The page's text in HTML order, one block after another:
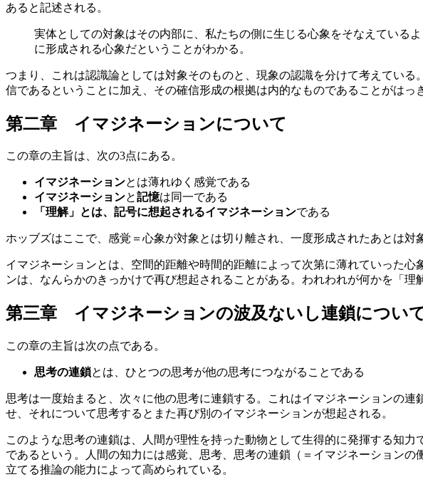
あると記述される。
実体としての対象はその内部に、私たちの側に生じる心象をそなえている
に形成される心象だということがわかる。
つまり、これは認識論としては対象そのものと、現象の認識を分けて考えてい
信であるということに加え、その確信形成の根拠は内的なものであることがはっ
第二章 イマジネーションについて
この章の主旨は、次の3点にある。
イマジネーションとは薄れゆく感覚である
イマジネーションと記憶は同一である
「理解」 とは、 記号に想起されるイマジネーションである
ホッブズはここで、感覚＝心象が対象とは切り離され、一度形成されたあとは
イマジネーションとは、空間的距離や時間的距離によって次第に薄れていった
ンは、なんらかのきっかけで再び想起されることがある。われわれが何かを「
第三章 イマジネーションの波及ないし連鎖につい
この章の主旨は次の点である。
思考の連鎖とは、ひとつの思考が他の思考につながることである
思考は一度始まると、次々に他の思考に連鎖する。これはイマジネーションの
せ、それについて思考するとまた再び別のイマジネーションが想起される。
このような思考の連鎖は、人間が理性を持った動物として生得的に発揮する知
であるという。人間の知力には感覚、思考、思考の連鎖（＝イマジネーション
立てる推論の能力によって高められている。